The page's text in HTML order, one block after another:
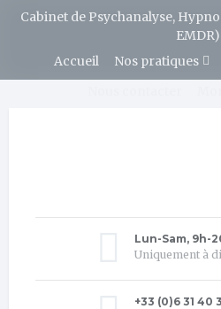
Cabinet de Psychanalyse,
EMDR)
Accueil
Nos pratiques
Lun-Sam, 9h-
Uniquement à
+33 (0)6 31 40